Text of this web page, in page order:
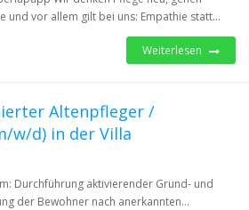
und vor allem gilt bei uns: Empathie statt...
Weiterlesen
Altenpfleger /
w/d) in der Villa
Durchführung aktivierender Grund- und
der Bewohner nach anerkannten...